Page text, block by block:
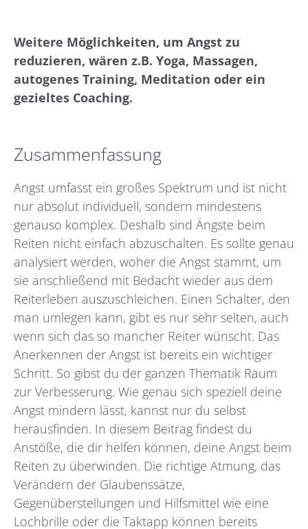
Weitere Möglichkeiten, um Angst zu
reduzieren, wären z.B. Yoga, Massagen,
autogenes Training, Meditation oder ein
gezieltes Coaching.
Zusammenfassung
Angst umfasst ein großes Spektrum und ist nicht
nur absolut individuell, sondern mindestens
genauso komplex. Deshalb sind Ängste beim
Reiten nicht einfach abzuschalten. Es sollte genau
analysiert werden, woher die Angst stammt, um
sie anschließend mit Bedacht wieder aus dem
Reiterleben auszuschleichen. Einen Schalter, den
man umlegen kann, gibt es nur sehr selten, auch
wenn sich das so mancher Reiter wünscht. Das
Anerkennen der Angst ist bereits ein wichtiger
Schritt. So gibst du der ganzen Thematik Raum
zur Verbesserung. Wie genau sich speziell deine
Angst mindern lässt, kannst nur du selbst
herausfinden. In diesem Beitrag findest du
Anstöße, die dir helfen können, deine Angst beim
Reiten zu überwinden. Die richtige Atmung, das
Verändern der Glaubenssätze,
Gegenüberstellungen und Hilfsmittel wie eine
Lochbrille oder die Taktapp können bereits